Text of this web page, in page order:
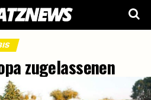
zugelassenen